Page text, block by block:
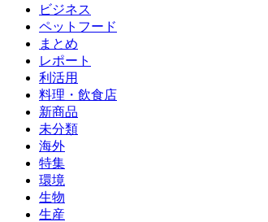
ビジネス
ペットフード
まとめ
レポート
利活用
料理・飲食店
新商品
未分類
海外
特集
環境
生物
生産